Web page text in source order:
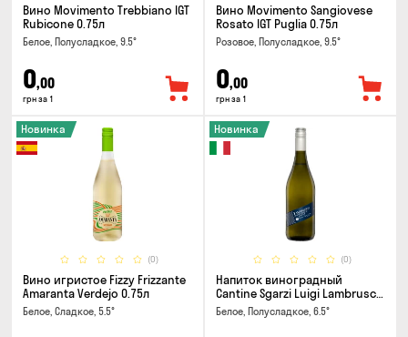
Вино Movimento Trebbiano IGT
Rubicone 0.75л
Белое, Полусладкое, 9.5°
0,00
грн за 1
Вино Movimento Sangiovese
Rosato IGT Puglia 0.75л
Розовое, Полусладкое, 9.5°
0,00
грн за 1
(0)
Новинка
Вино игристое Fizzy Frizzante
Amaranta Verdejo 0.75л
Белое, Сладкое, 5.5°
(0)
Новинка
Напиток виноградный
Cantine Sgarzi Luigi Lambrusco
IGT Emilia Bianca Frizziante
0.75л
Белое, Полусладкое, 6.5°